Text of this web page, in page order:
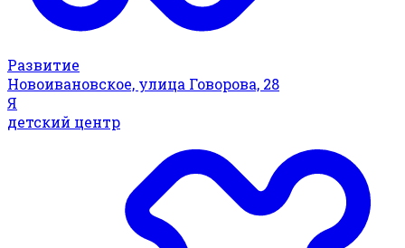
Развитие
Новоивановское, улица Говорова, 28
Я
детский центр